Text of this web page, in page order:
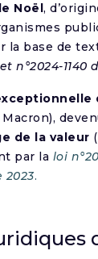
Noël,
la base de
n°2024-1140
de la valeur
par la loi
2023.